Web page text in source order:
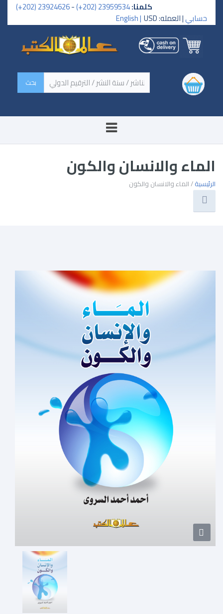
كلمنا:23959534 (202+)
-
23924626 (202+)
حسابي| العمله: USD English |
‏اسم الكتاب / اسم الناشر /
سنة النشر / الترقيم الدولي ‏
الماء والانسان والكون
الرئيسية/ الماء والانسان والكون